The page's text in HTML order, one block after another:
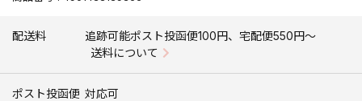
配送料
追跡可能ポスト投函便100円、宅配便550円〜
送料について
ポスト投函便 対応可